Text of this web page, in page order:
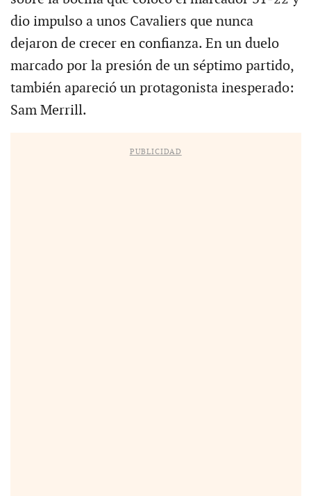
dio impulso a unos Cavaliers que nunca
dejaron de crecer en confianza. En un duelo
marcado por la presión de un séptimo partido,
también apareció un protagonista inesperado:
Sam Merrill.
PUBLICIDAD